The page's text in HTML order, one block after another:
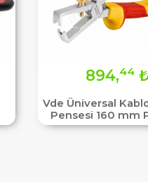
Vde Üniversal Kablo
Pensesi 160 mm
894,44